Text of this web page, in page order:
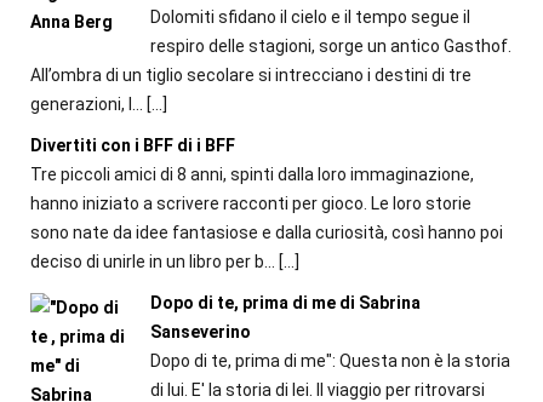
Dolomiti sfidano il cielo e il tempo segue il
respiro delle stagioni, sorge un antico Gasthof.
All’ombra di un tiglio secolare si intrecciano i destini di tre
generazioni, l...
[…]
Divertiti con i BFF di i BFF
Tre piccoli amici di 8 anni, spinti dalla loro immaginazione,
hanno iniziato a scrivere racconti per gioco. Le loro storie
sono nate da idee fantasiose e dalla curiosità, così hanno poi
deciso di unirle in un libro per b...
[…]
Dopo di te, prima di me di Sabrina
Sanseverino
Dopo di te, prima di me": Questa non è la storia
di lui. E' la storia di lei. Il viaggio per ritrovarsi